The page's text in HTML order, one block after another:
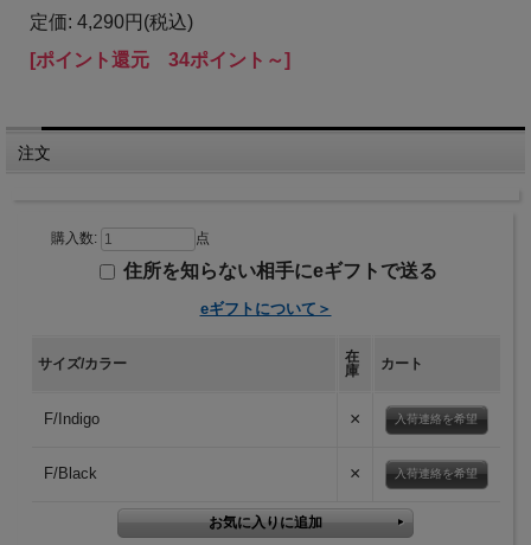
定価: 4,290円(税込)
[ポイント還元 34ポイント～]
注文
購入数: 点
住所を知らない相手にeギフトで送る
eギフトについて＞
サイズ/カラー
在
庫
カート
F/Indigo × 入荷連絡を希望
F/Black × 入荷連絡を希望